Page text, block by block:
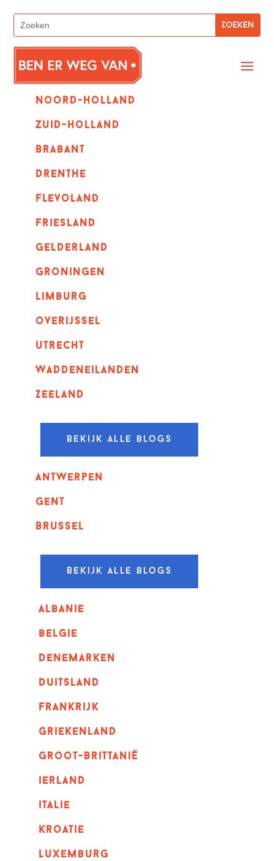
Noord-holland
zuid-holland
Brabant
Drenthe
Flevoland
Friesland
Gelderland
Groningen
Limburg
overijssel
utrecht
Waddeneilanden
Zeeland
Bekijk alle blogs
Antwerpen
GENT
Brussel
Bekijk alle blogs
albanie
belgie
denemarken
duitsland
frankrijk
griekenland
Groot-Brittanië
ierland
italie
kroatie
luxemburg